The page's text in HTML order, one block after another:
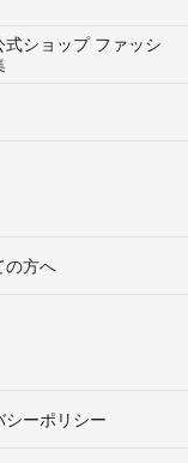
式ショップ ファッシ
の方へ
シーポリシー